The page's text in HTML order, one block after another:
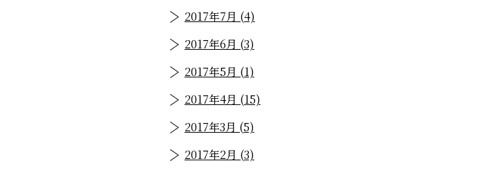
2017年7月 (4)
2017年6月 (3)
2017年5月 (1)
2017年4月 (15)
2017年3月 (5)
2017年2月 (3)